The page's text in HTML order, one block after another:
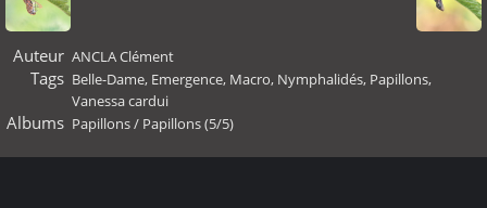
Auteur ANCLA Clément
Tags Belle-Dame, Emergence, Macro, Nymphalidés, Papillons,
Vanessa cardui
Albums Papillons/ Papillons (5/5)